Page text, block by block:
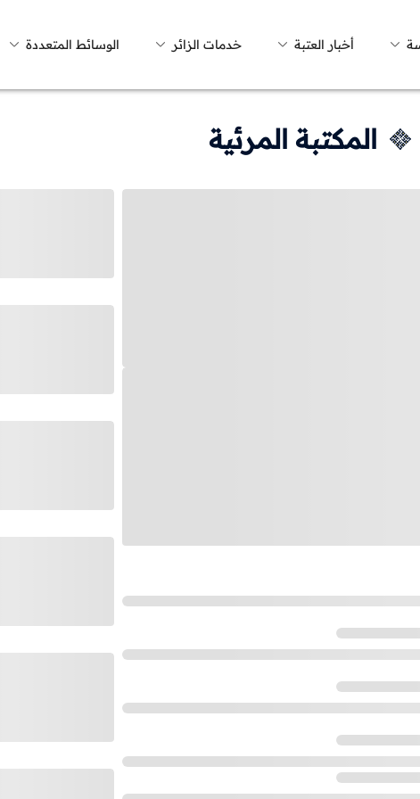
أخبار العتبة خدمات الزائر الوسائط المتعددة
المكتبة المرئية